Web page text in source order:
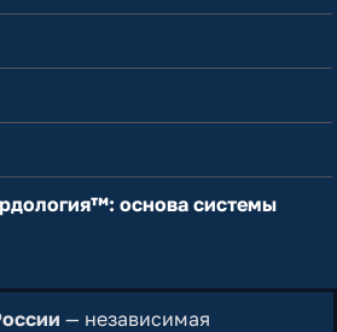
основа системы
— независимая